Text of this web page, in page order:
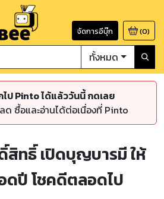
จัดการอีบุ๊ก (0)
ทั้งหมด
ป Pinto ได้แล้ววันนี้ กดเลย
ด ซื้อและอ่านได้ต่อเนื่องที่ Pinto
สิทธิ์ เปิดบุญบารมี ให้
ปี โชคดีตลอดไป